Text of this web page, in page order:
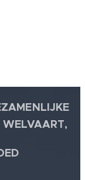
WELVAART,